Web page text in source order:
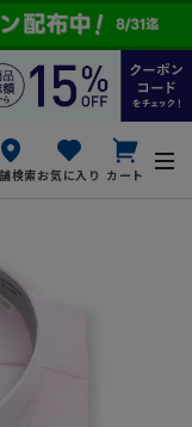
検索お気に入り カート